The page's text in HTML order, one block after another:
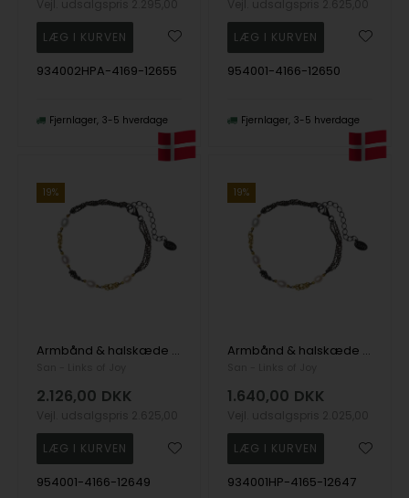
934002HPA-4169-12655
Fjernlager 3-5 hverdage
954001-4166-12650
Fjernlager 3-5 hverdage
19%
Armbånd & halskæde Steringsølv m.14kt guld & ferskvandsperler 16+1 cm, fra San - Links of Joy
2.126,00 DKK
954001-4166-12649
19%
Armbånd & halskæde Sterlingsølv med 9kt guld og ferskvandsperle 18+4 cm, fra San - Links of Joy
1.640,00 DKK
934001HP-4165-12647